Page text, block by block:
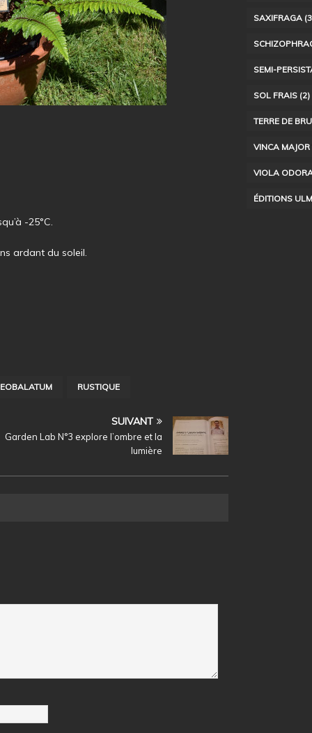
-25°C.
ardant du soleil.
RUSTIQUE
SUIVANT
Garden Lab N°3 explore l’ombre et la
lumière
SAXIFRAGA
SEMI-
SOL FRAIS(2)
TERRE DE
VINCA MAJOR
VIOLA
ÉDITIONS